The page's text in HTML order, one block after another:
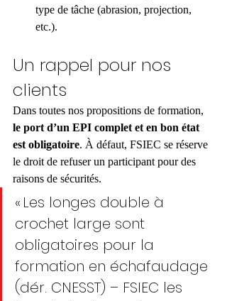
type de tâche (abrasion, projection,
etc.).
Un rappel pour nos
clients
Dans toutes nos propositions de formation,
le port d’un EPI complet et en bon état
est obligatoire. À défaut, FSIEC se réserve
le droit de refuser un participant pour des
raisons de sécurités.
« Les longes double à
crochet large sont
obligatoires pour la
formation en échafaudage
(dér. CNESST) – FSIEC les